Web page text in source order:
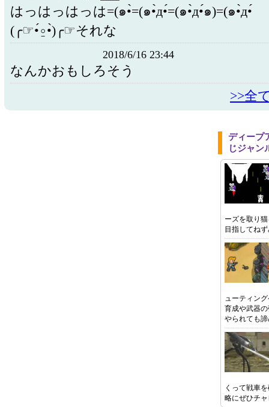
はっはっはっは=(๑•̀=(๑•̀д•́=(๑•̀д•́๑)=(๑•̀д•́
(╭☞•́⍛•̀)╭☞それな
2018/6/16 23:44
なんかおもしろそう
>>全
ディープ
じジャン
ーズを取り
目指してね
ューティン
育成や武器
やられても
くって戦車
略にぜひチ